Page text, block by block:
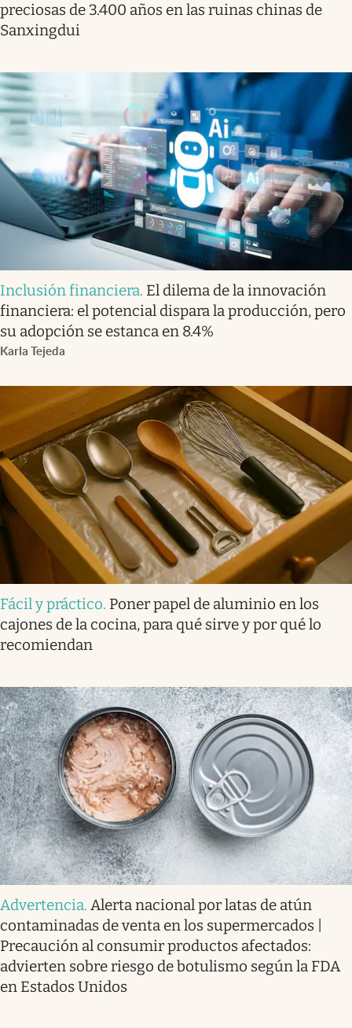
preciosas de 3.400 años en las ruinas chinas de
Sanxingdui
Inclusión financiera. El dilema de la innovación
financiera: el potencial dispara la producción, pero
su adopción se estanca en 8.4%
Karla Tejeda
Fácil y práctico. Poner papel de aluminio en los
cajones de la cocina, para qué sirve y por qué lo
recomiendan
Advertencia. Alerta nacional por latas de atún
contaminadas de venta en los supermercados |
Precaución al consumir productos afectados:
advierten sobre riesgo de botulismo según la FDA
en Estados Unidos